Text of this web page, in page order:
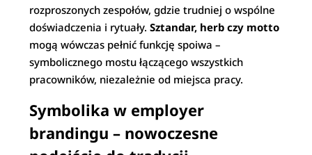
rozproszonych zespołów, gdzie trudniej o wspólne
doświadczenia i rytuały.Sztandar, herb czy motto
mogą wówczas pełnić funkcję spoiwa –
symbolicznego mostu łączącego wszystkich
pracowników, niezależnie od miejsca pracy.
Symbolika w employer
brandingu – nowoczesne